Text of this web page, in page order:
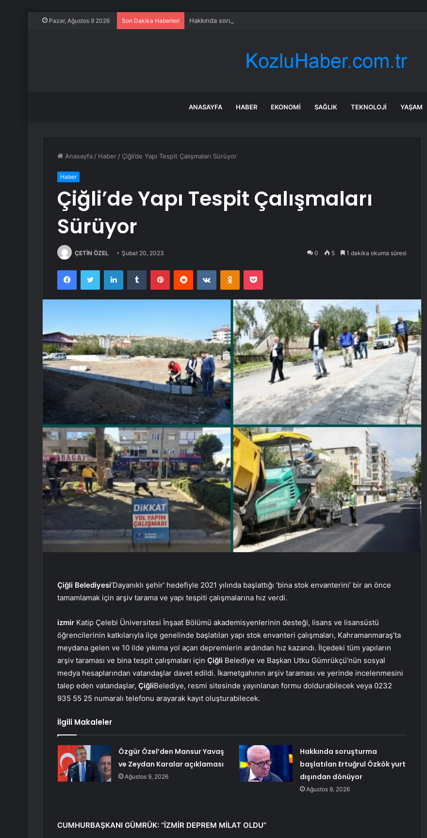
Pazar, Ağustos 9 2026 Son Dakika Haberleri Hakkında soruşturma başlatılan Ertuğrul Özkök yurt dışından dönüyor
ANASAYFA HABER EKONOMI SAĞLIK TEKNOLOJI YAŞAM
Anasayfa / Haber / Çiğli’de Yapı Tespit Çalışmaları Sürüyor
Haber
Çiğli’de Yapı Tespit Çalışmaları
Sürüyor
ÇETİN ÖZEL Şubat 20, 2023 0 5 1 dakika okuma süresi
FacebookTwitter LinkedInTumblr PinterestReddit VKontakteOdnoklassniki
Pocket
Çiğli Belediyesi‘Dayanıklı şehir’ hedefiyle 2021 yılında başlattığı ‘bina stok envanterini’ bir an önce
tamamlamak için arşiv tarama ve yapı tespiti çalışmalarına hız verdi.
izmir Katip Çelebi Üniversitesi İnşaat Bölümü akademisyenlerinin desteği, lisans ve lisansüstü
öğrencilerinin katkılarıyla ilçe genelinde başlatılan yapı stok envanteri çalışmaları, Kahramanmaraş’ta
meydana gelen ve 10 ilde yıkıma yol açan depremlerin ardından hız kazandı. İlçedeki tüm yapıların
arşiv taraması ve bina tespit çalışmaları için Çiğli Belediye ve Başkan Utku Gümrükçü’nün sosyal
medya hesaplarından vatandaşlar davet edildi. İkametgahının arşiv taraması ve yerinde incelenmesini
talep eden vatandaşlar, ÇiğliBelediye, resmi sitesinde yayınlanan formu doldurabilecek veya 0232
935 55 25 numaralı telefonu arayarak kayıt oluşturabilecek.
İlgili Makaleler
Özgür Özel’den Mansur Yavaş
ve Zeydan Karalar açıklaması
Ağustos 9, 2026
Hakkında soruşturma
başlatılan Ertuğrul Özkök yurt
dışından dönüyor
Ağustos 9, 2026
CUMHURBAŞKANI GÜMRÜK: “İZMİR DEPREM MİLAT OLDU”